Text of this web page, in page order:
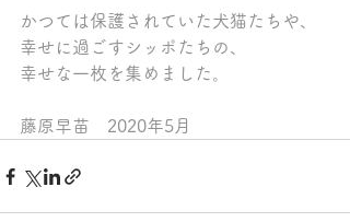
​かつては保護されていた犬猫たちや、
幸せに過ごすシッポたちの、
幸せな一枚を集めました。
​​藤原早苗　2020年5月